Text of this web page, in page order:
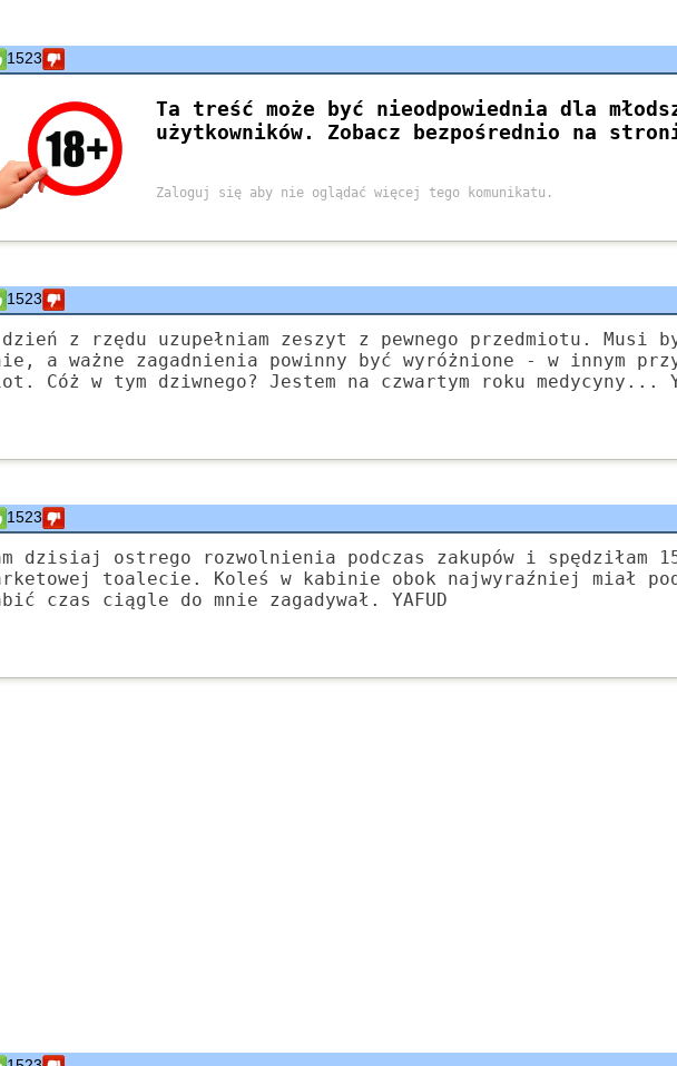
1349 Ahtohnapisał(a)
56406 zdziwiony
56405
56402 02 Sierpnia, 2026 14:15 napisał(a)
56405 01 Sierpnia, 2026 22:34 Grejon
1523
1523
z rzędu uzupełniam zeszyt z pewnego przedmiotu. Musi
a ważne zagadnienia powinny być wyróżnione - w innym
Cóż w tym dziwnego? Jestem na czwartym roku medycyny...
1523
dzisiaj ostrego rozwolnienia podczas zakupów i spędziłam
toalecie. Koleś w kabinie obok najwyraźniej miał
czas ciągle do mnie zagadywał. YAFUD